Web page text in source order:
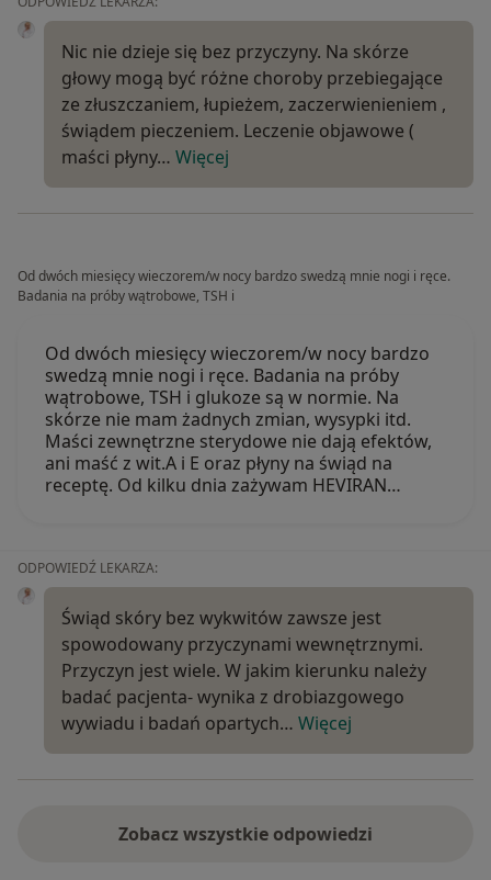
Nic nie dzieje się bez przyczyny. Na skórze
głowy mogą być różne choroby przebiegające
ze złuszczaniem, łupieżem, zaczerwienieniem ,
świądem pieczeniem. Leczenie objawowe (
maści płyny… Więcej
Od dwóch miesięcy wieczorem/w nocy bardzo swedzą mnie nogi i ręce.
Badania na próby wątrobowe, TSH i
Od dwóch miesięcy wieczorem/w nocy bardzo
swedzą mnie nogi i ręce. Badania na próby
wątrobowe, TSH i glukoze są w normie. Na
skórze nie mam żadnych zmian, wysypki itd.
Maści zewnętrzne sterydowe nie dają efektów,
ani maść z wit.A i E oraz płyny na świąd na
receptę. Od kilku dnia zażywam HEVIRAN…
ODPOWIEDŹ LEKARZA:
Świąd skóry bez wykwitów zawsze jest
spowodowany przyczynami wewnętrznymi.
Przyczyn jest wiele. W jakim kierunku należy
badać pacjenta- wynika z drobiazgowego
wywiadu i badań opartych… Więcej
Zobacz wszystkie odpowiedzi